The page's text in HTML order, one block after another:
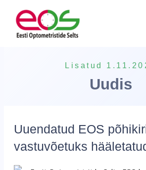
content
Lisatud
Uudis
Uuendatud EOS
vastuvõetuks